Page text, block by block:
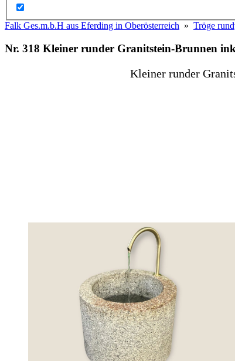
Falk Ges.m.b.H aus Eferding in Oberösterreich » Tröge rund
Nr. 318 Kleiner runder Granitstein-Brunnen
Kleiner runder